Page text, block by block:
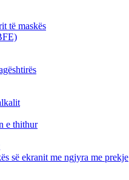
të maskës
e thithur
së ekranit me ngjyra me prekje